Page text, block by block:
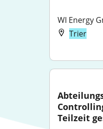
WI Energy
Trier
Teilzeit